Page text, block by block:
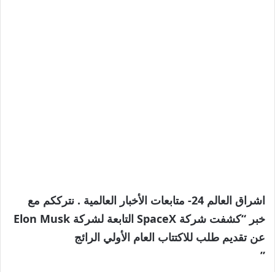
اشراق العالم 24- متابعات الأخبار العالمية . نترككم مع
خبر “كشفت شركة SpaceX التابعة لشركة Elon Musk
عن تقديم طلب للاكتتاب العام الأولي الرائج
”